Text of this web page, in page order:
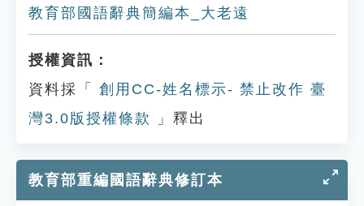
教育部國語辭典簡編本_大老遠
授權資訊：
資料採「
創用CC-姓名標示- 禁止改作 臺
灣3.0版授權條款
」釋出
教育部重編國語辭典修訂本